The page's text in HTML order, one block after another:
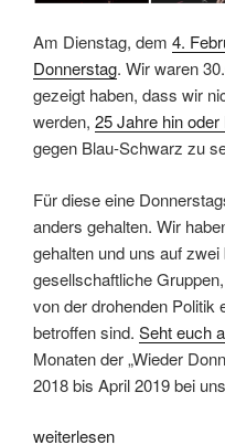
Am Dienstag, dem 4.
Donnerstag. Wir waren
gezeigt haben, dass wir
werden, 25 Jahre hin oder
gegen Blau-Schwarz zu
Für diese eine
anders gehalten. Wir
gehalten und uns auf
gesellschaftliche
von der drohenden Politik
betroffen sind. Seht euch
Monaten der „Wieder
2018 bis April 2019 bei
„Die
weiterlesen